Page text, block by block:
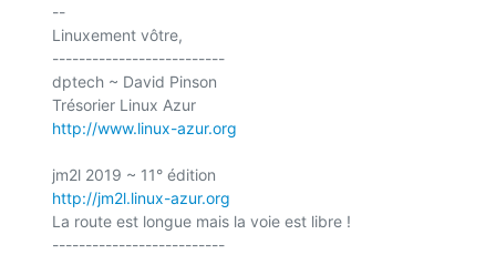
--
Linuxement vôtre,
--------------------------
dptech ~ David Pinson
http://www.linux-azur.org
http://jm2l.linux-azur.org
La route est longue mais la voie est libre !
--------------------------